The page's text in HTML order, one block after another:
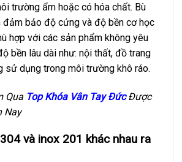
trường ẩm hoặc có hóa chất. Bù
đảm bảo độ cứng và độ bền cơ học
hợp với các sản phẩm không yêu
bền lâu dài như: nội thất, đồ trang
sử dụng trong môi trường khô ráo.
Qua Top Khóa Vân Tay Đức Được
Nay
và inox 201 khác nhau ra